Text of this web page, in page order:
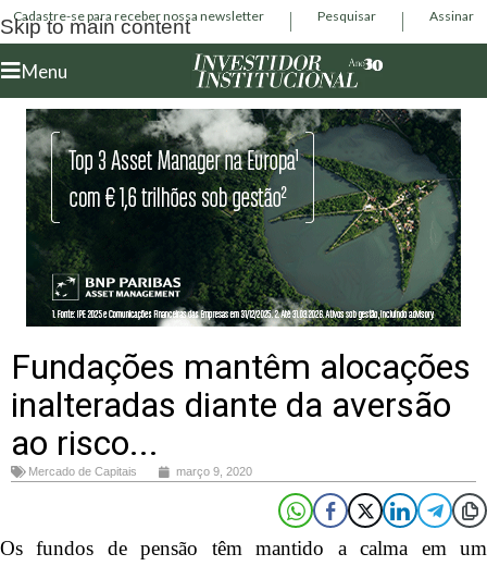
Skip to main content
Cadastre-se para receber nossa newsletter Pesquisar Assinar
Menu
Fundações mantêm alocações
inalteradas diante da aversão
ao risco...
Mercado de Capitais março 9, 2020
Os fundos de pensão têm mantido a calma em um